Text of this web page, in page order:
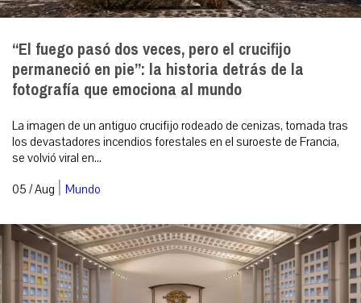
“El fuego pasó dos veces, pero el crucifijo
permaneció en pie”: la historia detrás de la
fotografía que emociona al mundo
La imagen de un antiguo crucifijo rodeado de cenizas, tomada tras
los devastadores incendios forestales en el suroeste de Francia,
se volvió viral en...
05 / Aug | Mundo